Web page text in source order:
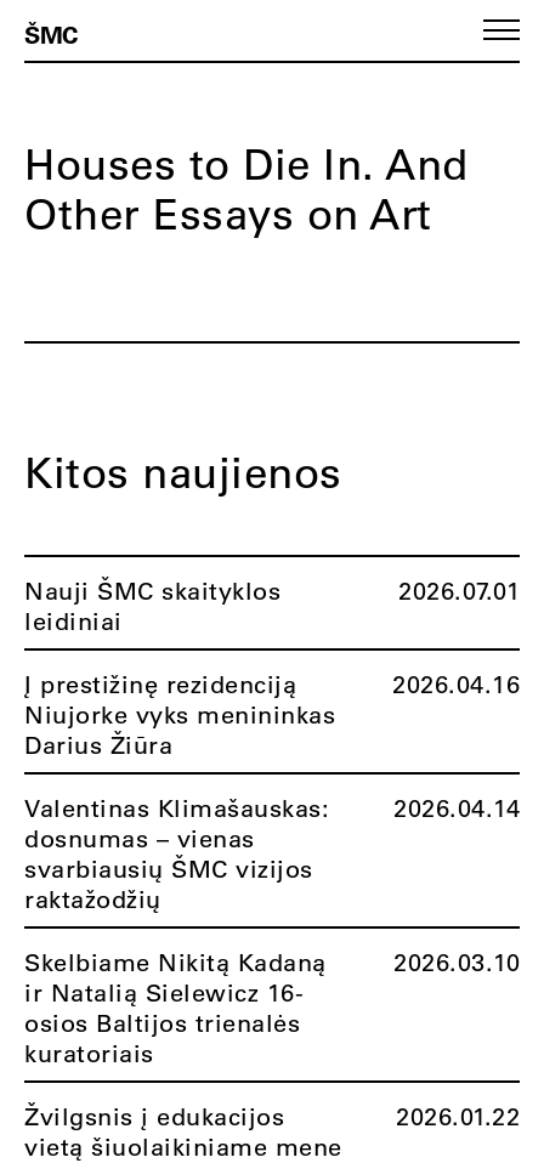
ŠMC
Houses to Die In. And
Other Essays on Art
Kitos naujienos
Nauji ŠMC skaityklos
leidiniai
2026.07.01
Į prestižinę rezidenciją
Niujorke vyks menininkas
Darius Žiūra
2026.04.16
Valentinas Klimašauskas:
dosnumas – vienas
svarbiausių ŠMC vizijos
raktažodžių
2026.04.14
Skelbiame Nikitą Kadaną
ir Natalią Sielewicz 16-
osios Baltijos trienalės
kuratoriais
2026.03.10
Žvilgsnis į edukacijos
vietą šiuolaikiniame mene
2026.01.22